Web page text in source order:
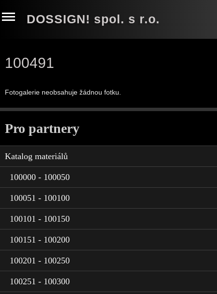
DOSSIGN! spol. s r.o.
100491
Fotogalerie neobsahuje žádnou fotku.
Pro partnery
Katalog materiálů
100000 - 100050
100051 - 100100
100101 - 100150
100151 - 100200
100201 - 100250
100251 - 100300